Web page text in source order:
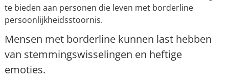
te bieden aan personen die leven met borderline
persoonlijkheidsstoornis.
Mensen met borderline kunnen last hebben
van stemmingswisselingen en heftige
emoties.